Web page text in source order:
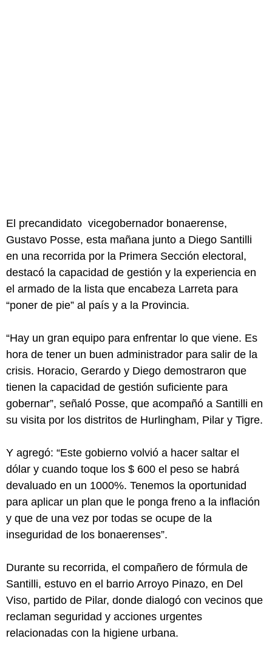
El precandidato vicegobernador bonaerense,
Gustavo Posse, esta mañana junto a Diego Santilli
en una recorrida por la Primera Sección electoral,
destacó la capacidad de gestión y la experiencia en
el armado de la lista que encabeza Larreta para
“poner de pie” al país y a la Provincia.
“Hay un gran equipo para enfrentar lo que viene. Es
hora de tener un buen administrador para salir de la
crisis. Horacio, Gerardo y Diego demostraron que
tienen la capacidad de gestión suficiente para
gobernar”, señaló Posse, que acompañó a Santilli en
su visita por los distritos de Hurlingham, Pilar y Tigre.
Y agregó: “Este gobierno volvió a hacer saltar el
dólar y cuando toque los $ 600 el peso se habrá
devaluado en un 1000%. Tenemos la oportunidad
para aplicar un plan que le ponga freno a la inflación
y que de una vez por todas se ocupe de la
inseguridad de los bonaerenses”.
Durante su recorrida, el compañero de fórmula de
Santilli, estuvo en el barrio Arroyo Pinazo, en Del
Viso, partido de Pilar, donde dialogó con vecinos que
reclaman seguridad y acciones urgentes
relacionadas con la higiene urbana.